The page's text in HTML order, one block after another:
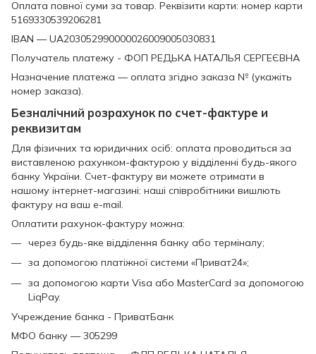
Оплата повної суми за товар. Реквізити карти: номер карти
5169330539206281
IBAN — UA203052990000026009005030831
Получатель платежу - ФОП РЕДЬКА НАТАЛЬЯ СЕРГЕЄВНА
Назначение платежа — оплата згідно заказа № (укажіть
номер заказа).
Безналічний розрахунок по счет-фактуре и
реквизитам
Для фізичних та юридичних осіб: оплата проводиться за
виставленою рахунком-фактурою у відділенні будь-якого
банку України. Счет-фактуру ви можете отримати в
нашому інтернет-магазині: наші співробітники вишлють
фактуру на ваш e-mail.
Оплатити рахунок-фактуру можна:
через будь-яке відділення банку або терміналу;
за допомогою платіжної системи «Приват24»;
за допомогою карти Visa або MasterCard за допомогою
LiqPay.
Учреждение банка - ПриватБанк
МФО банку — 305299